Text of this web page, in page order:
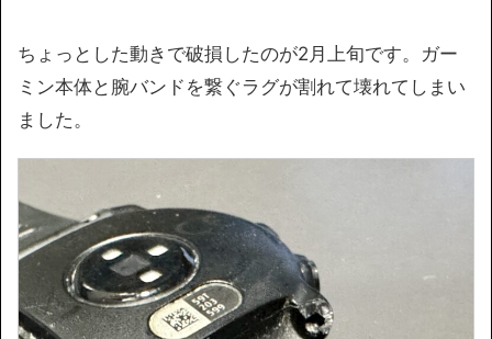
ちょっとした動きで破損したのが2月上旬です。ガー
ミン本体と腕バンドを繋ぐラグが割れて壊れてしまい
ました。